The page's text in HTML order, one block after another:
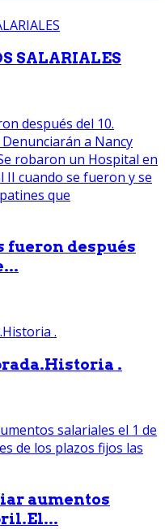
SALARIALES
fueron después
.
aumentos